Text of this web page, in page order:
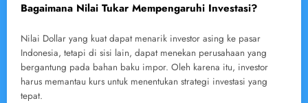
Bagaimana Nilai Tukar Mempengaruhi Investasi?
Nilai Dollar yang kuat dapat menarik investor asing ke pasar
Indonesia, tetapi di sisi lain, dapat menekan perusahaan yang
bergantung pada bahan baku impor. Oleh karena itu, investor
harus memantau kurs untuk menentukan strategi investasi yang
tepat.